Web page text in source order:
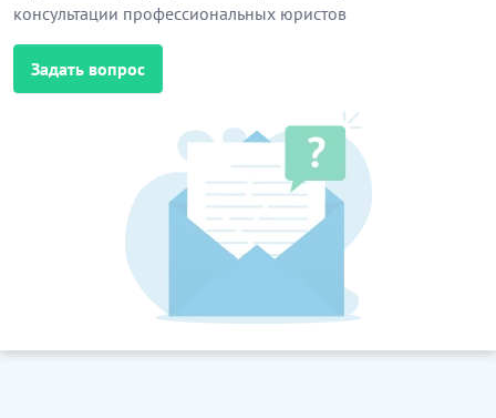
консультации профессиональных юристов
Задать вопрос